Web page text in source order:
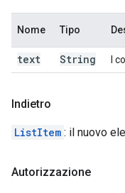
Nome Tipo
text String I
Indietro
ListItem : il nuovo
Autorizzazione